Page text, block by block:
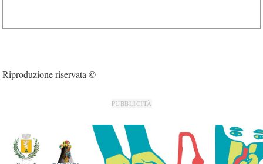
Riproduzione riservata ©
PUBBLICITÀ